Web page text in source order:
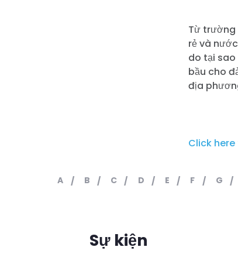
Từ
rẻ và
do tại
bầu cho
địa
Click
A B C D E F G
Sự kiện